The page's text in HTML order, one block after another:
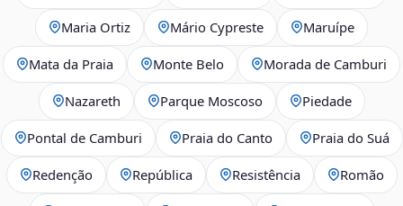
Maria Ortiz Mário Cypreste Maruípe
Mata da Praia Monte Belo Morada de Camburi
Nazareth Parque Moscoso Piedade
Pontal de Camburi Praia do Canto Praia do Suá
Redenção República Resistência Romão